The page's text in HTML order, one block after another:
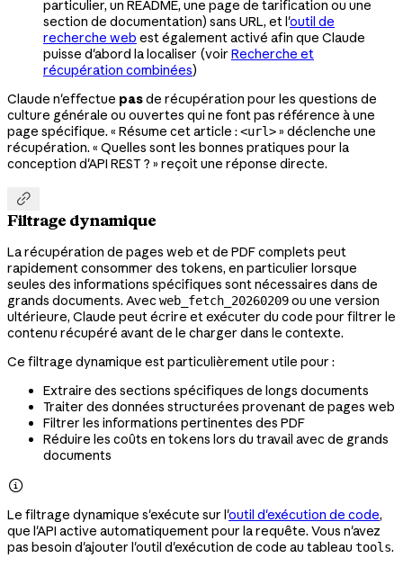
particulier, un README, une page de tarification ou une
section de documentation) sans URL, et l'outil de
recherche web est également activé afin que Claude
puisse d'abord la localiser (voir Recherche et
récupération combinées)
Claude n'effectue pasde récupération pour les questions de
culture générale ou ouvertes qui ne font pas référence à une
page spécifique. « Résume cet article : <url>» déclenche une
récupération. « Quelles sont les bonnes pratiques pour la
conception d'API REST ? » reçoit une réponse directe.

Filtrage dynamique
La récupération de pages web et de PDF complets peut
rapidement consommer des tokens, en particulier lorsque
seules des informations spécifiques sont nécessaires dans de
grands documents. Avec web_fetch_20260209ou une version
ultérieure, Claude peut écrire et exécuter du code pour filtrer le
contenu récupéré avant de le charger dans le contexte.
Ce filtrage dynamique est particulièrement utile pour :
Extraire des sections spécifiques de longs documents
Traiter des données structurées provenant de pages web
Filtrer les informations pertinentes des PDF
Réduire les coûts en tokens lors du travail avec de grands
documents

Le filtrage dynamique s'exécute sur l'outil d'exécution de code,
que l'API active automatiquement pour la requête. Vous n'avez
pas besoin d'ajouter l'outil d'exécution de code au tableau tools.